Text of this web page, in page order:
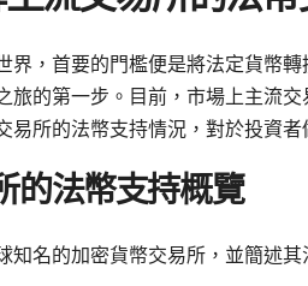
界，首要的門檻便是將法定貨幣
旅的第一步。目前，市場上主流
易所的法幣支持情況，對於投資者
的法幣支持概覽
知名的加密貨幣交易所，並簡述其